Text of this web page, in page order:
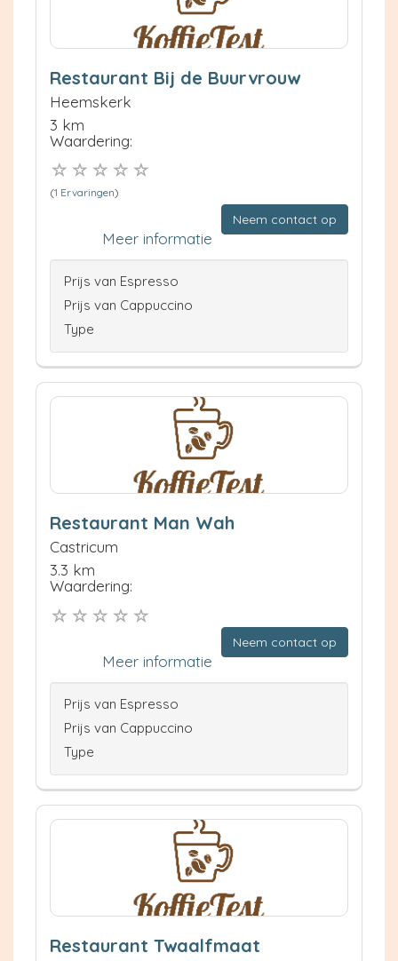
Restaurant Bij de Buurvrouw
Heemskerk
3 km
Waardering:
(1 Ervaringen)
Neem contact op
Meer informatie
Prijs van Espresso
Prijs van Cappuccino
Type
Restaurant Man Wah
Castricum
3.3 km
Waardering:
Neem contact op
Meer informatie
Prijs van Espresso
Prijs van Cappuccino
Type
Restaurant Twaalfmaat